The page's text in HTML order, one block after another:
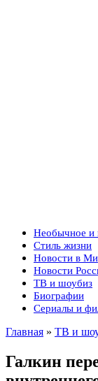
Необычное и
Стиль жизни
Новости в
Новости
ТВ и шоубиз
Биографии
Сериалы и
Главная » ТВ и
Галкин